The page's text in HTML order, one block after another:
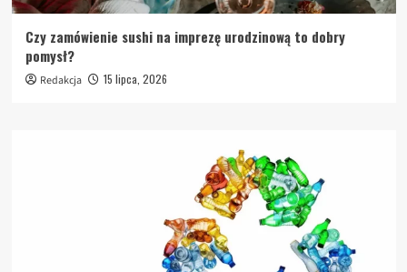
Czy zamówienie sushi na imprezę urodzinową to dobry
pomysł?
Redakcja 15 lipca, 2026